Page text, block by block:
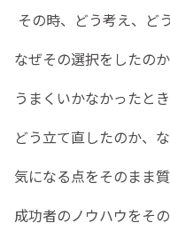
その時、どう考え、ど
なぜその選択をしたのか
うまくいかなかったと
どう立て直したのか、
気になる点をそのまま質
成功者のノウハウをそ